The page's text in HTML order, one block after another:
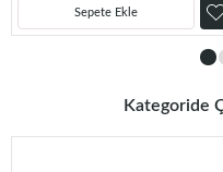
Sepete Ekle
Kategoride